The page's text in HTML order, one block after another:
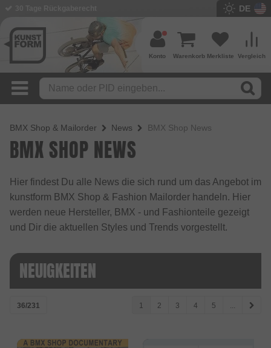
DE
Vergleich
Merkliste
Warenkorb
Konto
BMX Shop & Mailorder News BMX Shop News
BMX SHOP NEWS
Hier findest Du alle News die sich rund um das Angebot im
kunstform BMX Shop & Fashion Mailorder handeln. Hier
werden neue Hersteller, BMX - und Fashionteile gezeigt
und Dir die aktuellen Styles und Trends vorgestellt.
NEUIGKEITEN
36/231 1 2 3 4 5 ...